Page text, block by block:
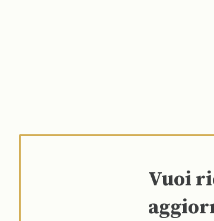
Vuoi